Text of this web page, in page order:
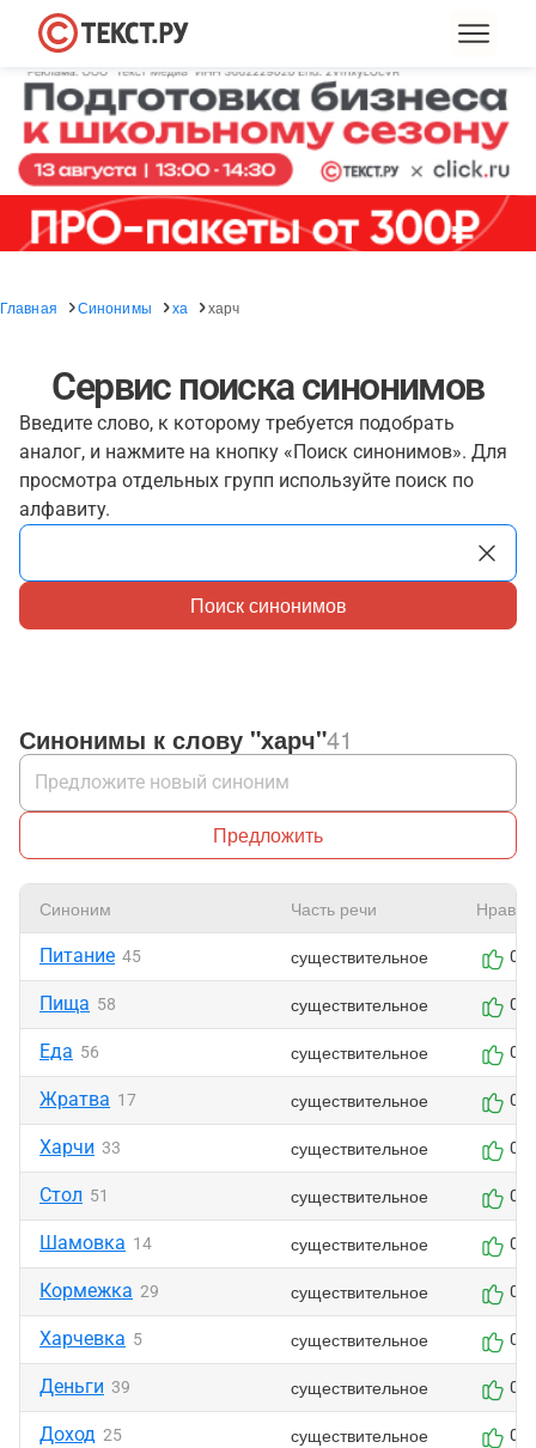
Главная Синонимы ха харч
Сервис поиска синонимов
Введите слово, к которому требуется подобрать
аналог, и нажмите на кнопку «Поиск синонимов». Для
просмотра отдельных групп используйте поиск по
алфавиту.
Поиск синонимов
Синонимы к слову "харч"41
Предложить
Синоним Часть речи
Питание 45 существительное 0
Пища 58 существительное 0
Еда 56 существительное 0
Жратва 17 существительное 0
Харчи 33 существительное 0
Стол 51 существительное 0
Шамовка 14 существительное 0
Кормежка 29 существительное 0
Харчевка 5 существительное 0
Деньги 39 существительное 0
Доход 25 существительное 0